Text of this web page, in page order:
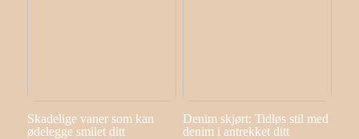
Skadelige vaner som kan
ødelegge smilet ditt
Denim skjørt: Tidløs stil med
denim i antrekket ditt